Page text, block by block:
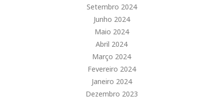
Setembro 2024
Junho 2024
Maio 2024
Abril 2024
Março 2024
Fevereiro 2024
Janeiro 2024
Dezembro 2023